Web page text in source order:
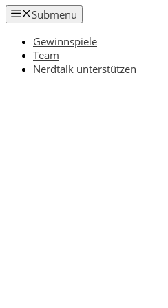
Zum
Inhalt
springen
Submenü
Gewinnspiele
Team
Nerdtalk unterstützen